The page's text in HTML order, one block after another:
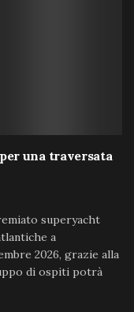
una traversata
superyacht
a
2026, grazie alla
di ospiti potrà